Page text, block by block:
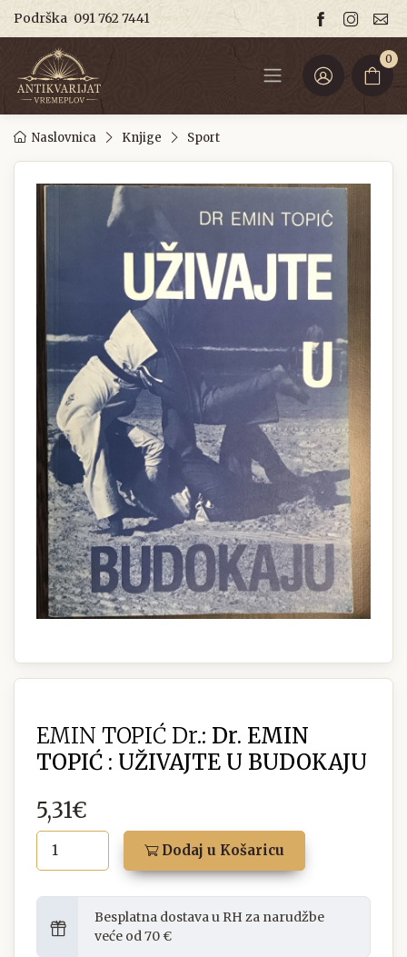
Podrška 091 762 7441
0
Naslovnica Knjige Sport
EMIN TOPIĆ Dr.: Dr. EMIN
TOPIĆ : UŽIVAJTE U BUDOKAJU
5,31€
Dodaj u Košaricu
Besplatna dostava u RH za narudžbe
veće od 70 €